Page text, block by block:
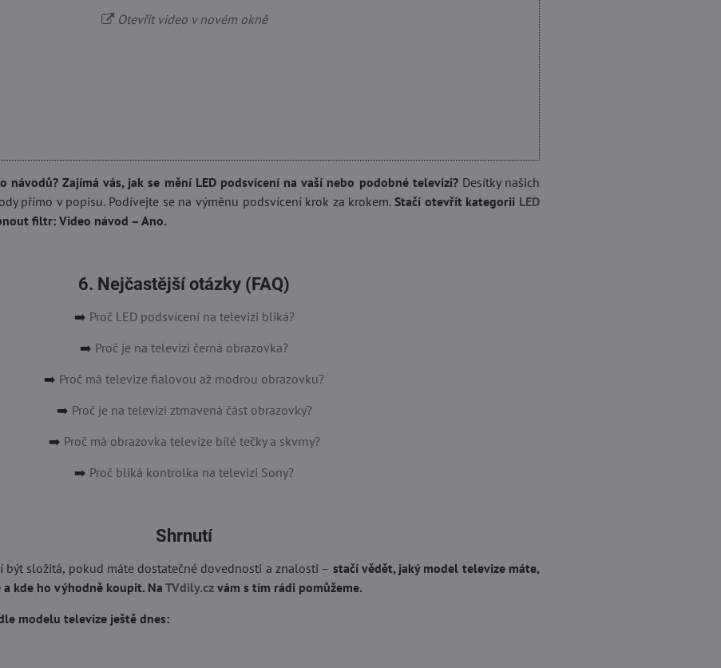
Otevřít video v novém okně
návodů? Zajímá vás, jak se mění LED podsvícení na vaší nebo podobné televizi?Desítky našich
přímo v popisu. Podívejte se na výměnu podsvícení krok za krokem.Stačí otevřít kategorii LED
filtr: Video návod – Ano.
6. Nejčastější otázky (FAQ)
➡️ Proč LED podsvícení na televizi bliká?
➡️ Proč je na televizi černá obrazovka?
➡️ Proč má televize fialovou až modrou obrazovku?
➡️ Proč je na televizi ztmavená část obrazovky?
➡️ Proč má obrazovka televize bílé tečky a skvrny?
➡️ Proč bliká kontrolka na televizi Sony?
Shrnutí
být složitá, pokud máte dostatečné dovednosti a znalosti – stačí vědět, jaký model televize máte,
kde ho výhodně koupit. Na TVdily.czvám s tím rádi pomůžeme.
modelu televize ještě dnes: